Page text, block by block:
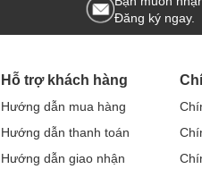
Đăng ký ngay.
Hỗ trợ khách hàng
Hướng dẫn mua hàng
Hướng dẫn thanh toán
Hướng dẫn giao nhận